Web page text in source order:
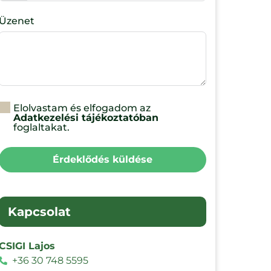
Elolvastam és elfogadom az
Adatkezelési tájékoztatóban
foglaltakat.
Érdeklődés küldése
Kapcsolat
Lajos
+36 30 748 5595